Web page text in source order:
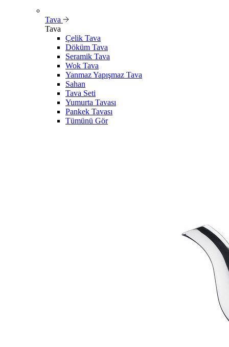
Tava
Tava
Çelik Tava
Döküm Tava
Seramik Tava
Wok Tava
Yanmaz Yapışmaz Tava
Sahan
Tava Seti
Yumurta Tavası
Pankek Tavası
Tümünü Gör